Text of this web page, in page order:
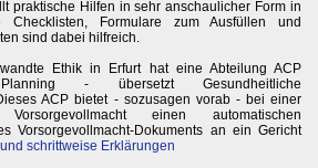
praktische Hilfen in sehr anschaulicher Form in
Checklisten, Formulare zum Ausfüllen und
sind dabei hilfreich.
Ethik in Erfurt hat eine Abteilung ACP
- übersetzt Gesundheitliche
ACP bietet - sozusagen vorab - bei einer
einen automatischen
Vorsorgevollmacht-Dokuments an ein Gericht
schrittweise Erklärungen